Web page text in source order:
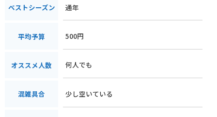
ベストシーズン 通年
平均予算 500円
オススメ人数 何人でも
混雑具合 少し空いている